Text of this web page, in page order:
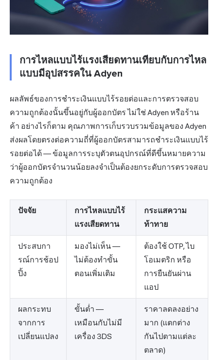
การไหลแบบไร้แรงเสียดทานเทียบกับการไหล
แบบมีอุปสรรคใน Adyen
ผลลัพธ์ของการชำระเงินแบบไร้รอยต่อและการตรวจสอบ
ความถูกต้องนั้นขึ้นอยู่กับผู้ออกบัตร ไม่ใช่ Adyen หรือร้าน
ค้า อย่างไรก็ตาม คุณภาพการเก็บรวบรวมข้อมูลของ Adyen
ส่งผลโดยตรงต่อความถี่ที่ผู้ออกบัตรสามารถชำระเงินแบบไร้
รอยต่อได้ — ข้อมูลการระบุตัวตนอุปกรณ์ที่ดีขึ้นหมายความ
ว่าผู้ออกบัตรจำนวนน้อยลงจำเป็นต้องยกระดับการตรวจสอบ
ความถูกต้อง
ปัจจัย
การไหลแบบไร้
แรงเสียดทาน
กระแสความ
ท้าทาย
ประสบกา
รณ์การช้อป
ปิ้ง
มองไม่เห็น —
ไม่ต้องทำขั้น
ตอนเพิ่มเติม
ต้องใช้ OTP, ไบ
โอเมตริก หรือ
การยืนยันผ่าน
แอป
ผลกระทบ
จากการ
เปลี่ยนแปลง
ขั้นต่ำ —
เหมือนกับไม่มี
เครื่อง 3DS
ราคาลดลงอย่าง
มาก (แตกต่าง
กันไปตามแต่ละ
ตลาด)